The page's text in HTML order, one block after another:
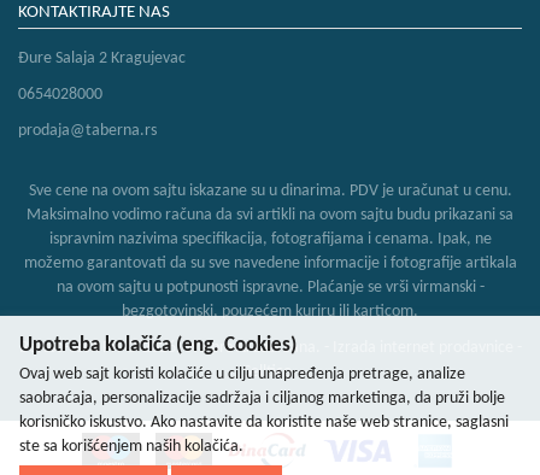
KONTAKTIRAJTE NAS
Đure Salaja 2 Kragujevac
0654028000
prodaja@taberna.rs
Sve cene na ovom sajtu iskazane su u dinarima. PDV je uračunat u cenu.
Maksimalno vodimo računa da svi artikli na ovom sajtu budu prikazani sa
ispravnim nazivima specifikacija, fotografijama i cenama. Ipak, ne
možemo garantovati da su sve navedene informacije i fotografije artikala
na ovom sajtu u potpunosti ispravne. Plaćanje se vrši virmanski -
bezgotovinski, pouzećem kuriru ili karticom.
Borsso-tech PR © 2026. Sva prava zadržana. -
Selltico.
Upotreba kolačića (eng. Cookies)
Ovaj web sajt koristi kolačiće u cilju unapređenja pretrage, analize
saobraćaja, personalizacije sadržaja i ciljanog marketinga, da pruži bolje
korisničko iskustvo. Ako nastavite da koristite naše web stranice, saglasni
ste sa korišćenjem naših kolačića.